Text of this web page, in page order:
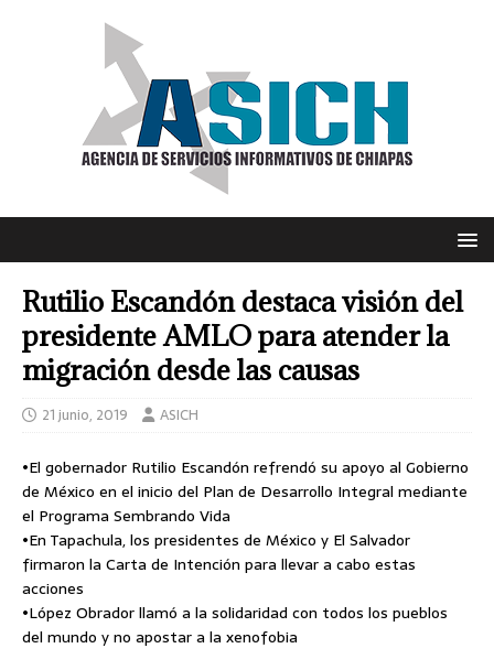
Rutilio Escandón destaca visión del
presidente AMLO para atender la
migración desde las causas
21 junio, 2019 ASICH
•El gobernador Rutilio Escandón refrendó su apoyo al Gobierno
de México en el inicio del Plan de Desarrollo Integral mediante
el Programa Sembrando Vida
•En Tapachula, los presidentes de México y El Salvador
firmaron la Carta de Intención para llevar a cabo estas
acciones
•López Obrador llamó a la solidaridad con todos los pueblos
del mundo y no apostar a la xenofobia